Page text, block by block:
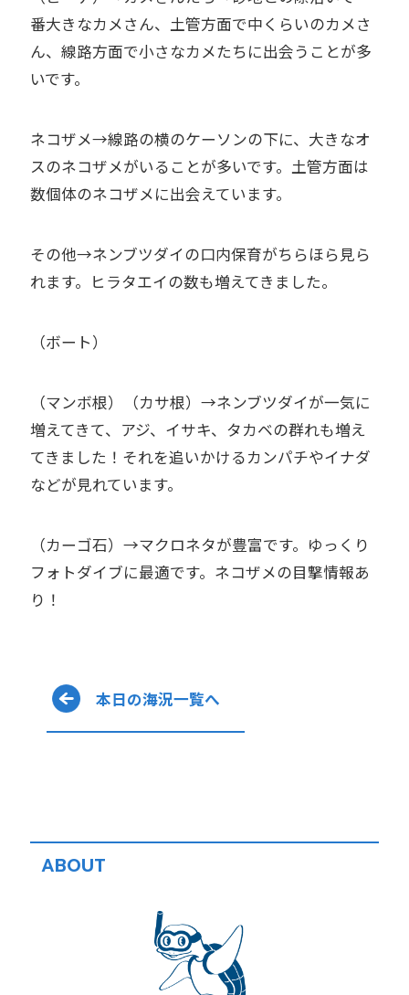
番大きなカメさん、土管方面で中くらいのカメさ
ん、線路方面で小さなカメたちに出会うことが多
いです。
ネコザメ→線路の横のケーソンの下に、大きなオ
スのネコザメがいることが多いです。土管方面は
数個体のネコザメに出会えています。
その他→ネンブツダイの口内保育がちらほら見ら
れます。ヒラタエイの数も増えてきました。
（ボート）
（マンボ根）（カサ根）→ネンブツダイが一気に
増えてきて、アジ、イサキ、タカベの群れも増え
てきました！それを追いかけるカンパチやイナダ
などが見れています。
（カーゴ石）→マクロネタが豊富です。ゆっくり
フォトダイブに最適です。ネコザメの目撃情報あ
り！
本日の海況一覧へ
ABOUT